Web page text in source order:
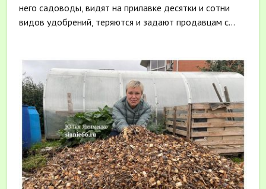
него садоводы, видят на прилавке десятки и сотни
видов удобрений, теряются и задают продавцам с...